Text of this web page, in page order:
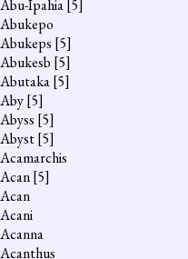
Abu-Ipahia[5]
Abukepo
Abukeps [5]
Abukesb [5]
Abutaka[5]
Aby[5]
Abyss [5]
Abyst[5]
Acamarchis
Acan[5]
Acan
Acani
Acanna
Acanthus